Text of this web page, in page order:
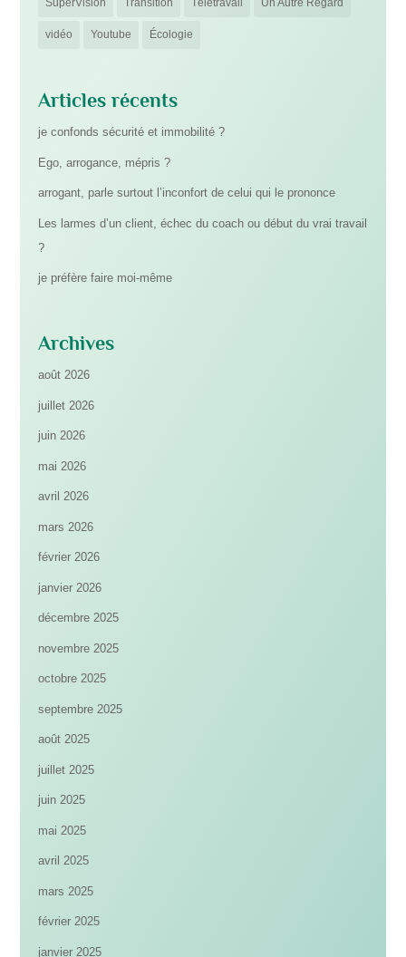
SuperVision Transition Télétravail Un Autre Regard
vidéo Youtube Écologie
Articles récents
je confonds sécurité et immobilité ?
Ego, arrogance, mépris ?
arrogant, parle surtout l’inconfort de celui qui le prononce
Les larmes d’un client, échec du coach ou début du vrai travail
?
je préfère faire moi-même
Archives
août 2026
juillet 2026
juin 2026
mai 2026
avril 2026
mars 2026
février 2026
janvier 2026
décembre 2025
novembre 2025
octobre 2025
septembre 2025
août 2025
juillet 2025
juin 2025
mai 2025
avril 2025
mars 2025
février 2025
janvier 2025